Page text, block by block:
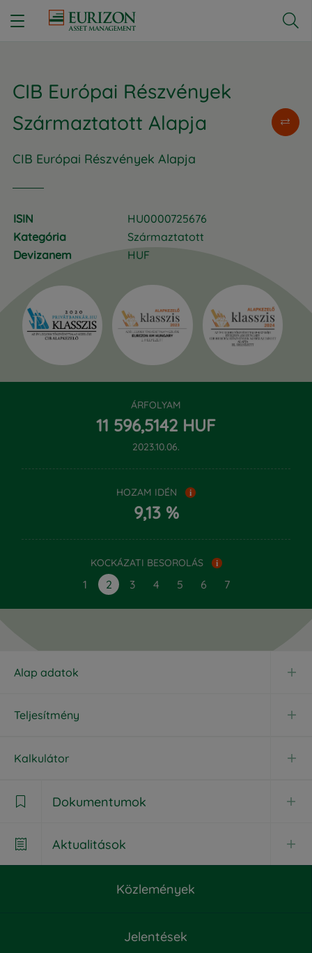

CIB Európai Részvények
Származtatott Alapja
CIB Európai Részvények Alapja
ISIN
HU0000725676
Kategória
Származtatott
Devizanem
HUF
ÁRFOLYAM
‍11 596,‍5142 HUF
2023.10.06.
HOZAM IDÉN i
9,13 %
KOCKÁZATI BESOROLÁS i
1 2 3 4 5 6 7
Alap adatok
Teljesítmény
Kalkulátor
 Dokumentumok
Dokumentumok
Kiemelt információkat tartalmazó dokumentum
 Aktualitások
Aktualitások
CIB Európai Részvények Származtatott Alapja -
megszűnési jelentés
Közlemények
Jelentések